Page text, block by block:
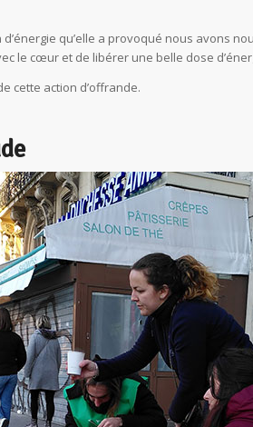
qu’elle a provoqué nous avons
le cœur et de libérer une belle dose
cette action d’offrande.